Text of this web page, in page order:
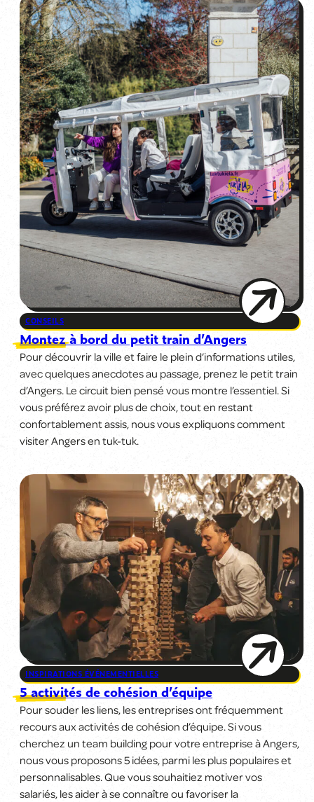
CONSEILS
Montez à bord du petit train d’Angers
Pour découvrir la ville et faire le plein d’informations utiles,
avec quelques anecdotes au passage, prenez le petit train
d’Angers. Le circuit bien pensé vous montre l’essentiel. Si
vous préférez avoir plus de choix, tout en restant
confortablement assis, nous vous expliquons comment
visiter Angers en tuk-tuk.
INSPIRATIONS ÉVÉNEMENTIELLES
5 activités de cohésion d’équipe
Pour souder les liens, les entreprises ont fréquemment
recours aux activités de cohésion d’équipe. Si vous
cherchez un team building pour votre entreprise à Angers,
nous vous proposons 5 idées, parmi les plus populaires et
personnalisables. Que vous souhaitiez motiver vos
salariés, les aider à se connaître ou favoriser la